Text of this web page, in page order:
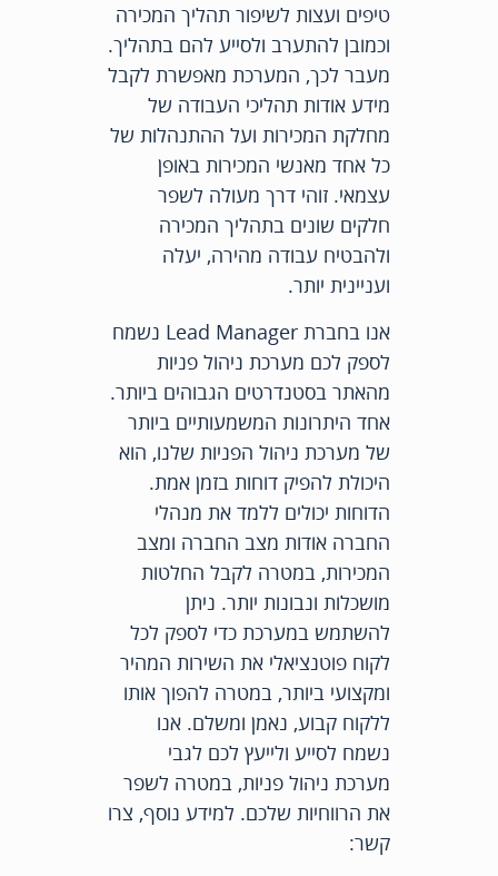
טיפים ועצות לשיפור תהליך המכירה
וכמובן להתערב ולסייע להם בתהליך.
מעבר לכך, המערכת מאפשרת לקבל
מידע אודות תהליכי העבודה של
מחלקת המכירות ועל ההתנהלות של
כל אחד מאנשי המכירות באופן
עצמאי. זוהי דרך מעולה לשפר
חלקים שונים בתהליך המכירה
ולהבטיח עבודה מהירה, יעלה
ועניינית יותר.
אנו בחברת Lead Manager נשמח
לספק לכם מערכת ניהול פניות
מהאתר בסטנדרטים הגבוהים ביותר.
אחד היתרונות המשמעותיים ביותר
של מערכת ניהול הפניות שלנו, הוא
היכולת להפיק דוחות בזמן אמת.
הדוחות יכולים ללמד את מנהלי
החברה אודות מצב החברה ומצב
המכירות, במטרה לקבל החלטות
מושכלות ונבונות יותר. ניתן
להשתמש במערכת כדי לספק לכל
לקוח פוטנציאלי את השירות המהיר
ומקצועי ביותר, במטרה להפוך אותו
ללקוח קבוע, נאמן ומשלם. אנו
נשמח לסייע ולייעץ לכם לגבי
מערכת ניהול פניות, במטרה לשפר
את הרווחיות שלכם. למידע נוסף, צרו
קשר: